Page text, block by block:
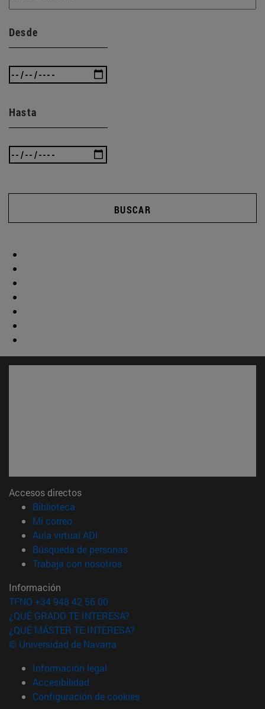
Desde
Hasta
BUSCAR
Accesos directos
Biblioteca
Mi correo(abre en nueva ventana)
Aula virtual ADI
Búsqueda de personas(abre en nueva ventana)
Trabaja con nosotros(abre en nueva ventana)
Información
TFNO +34 948 42 56 00
¿QUÉ GRADO TE INTERESA?
¿QUÉ MÁSTER TE INTERESA?
© Universidad de Navarra
Información legal
Accesibilidad
Configuración de cookies